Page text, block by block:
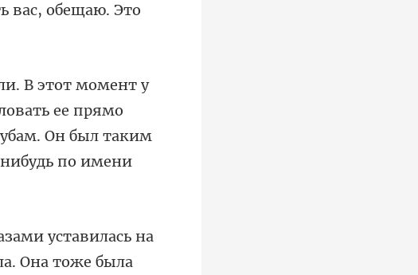
ее прямо
Он был таким
уставилась на